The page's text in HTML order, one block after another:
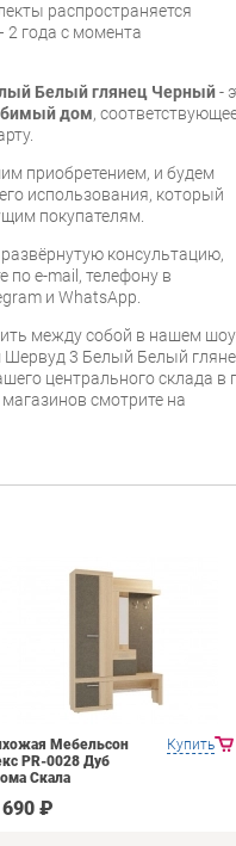
распространяется
2 года с момента
Белый глянец Черный-
дом,
приобретением, и будем
использования, который
покупателям.
консультацию,
e-mail, телефону в
и WhatsApp.
между собой в нашем
3 Белый Белый
центрального склада в
смотрите на
Купить
Мебельсон
PR-0028 Дуб
Скала
690 ₽